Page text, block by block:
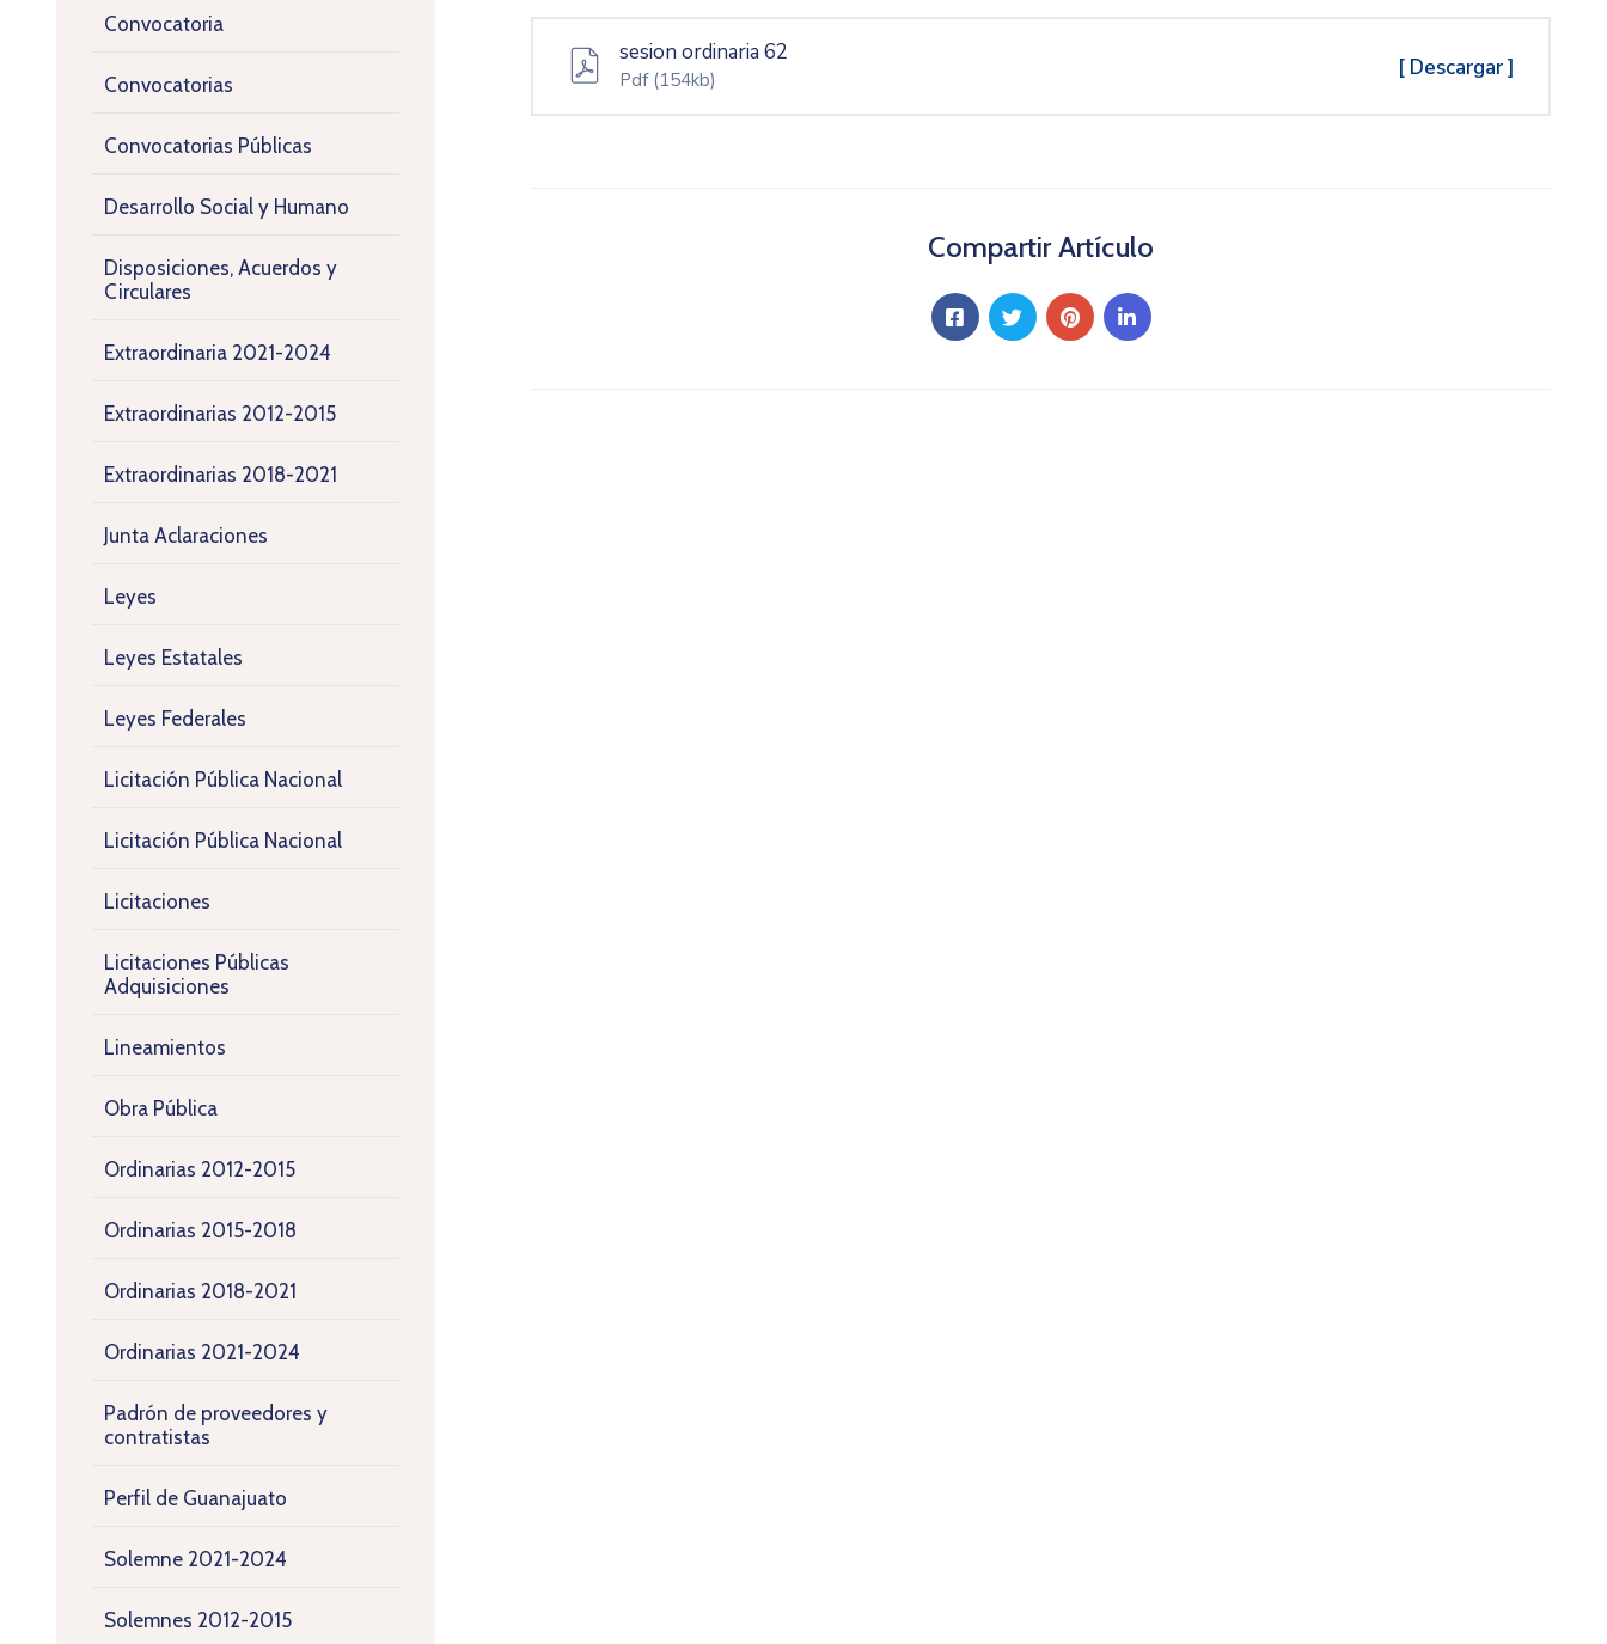
Convocatoria
Convocatorias
Convocatorias Públicas
Desarrollo Social y Humano
Disposiciones, Acuerdos y
Circulares
Extraordinaria 2021-2024
Extraordinarias 2012-2015
Extraordinarias 2018-2021
Junta Aclaraciones
Leyes
Leyes Estatales
Leyes Federales
Licitación Pública Nacional
Licitación Pública Nacional
Licitaciones
Licitaciones Públicas
Adquisiciones
Lineamientos
Obra Pública
Ordinarias 2012-2015
Ordinarias 2015-2018
Ordinarias 2018-2021
Ordinarias 2021-2024
Padrón de proveedores y
contratistas
Perfil de Guanajuato
Solemne 2021-2024
Solemnes 2012-2015
sesion ordinaria 62
Pdf (154kb) [ Descargar ]
Compartir Artículo